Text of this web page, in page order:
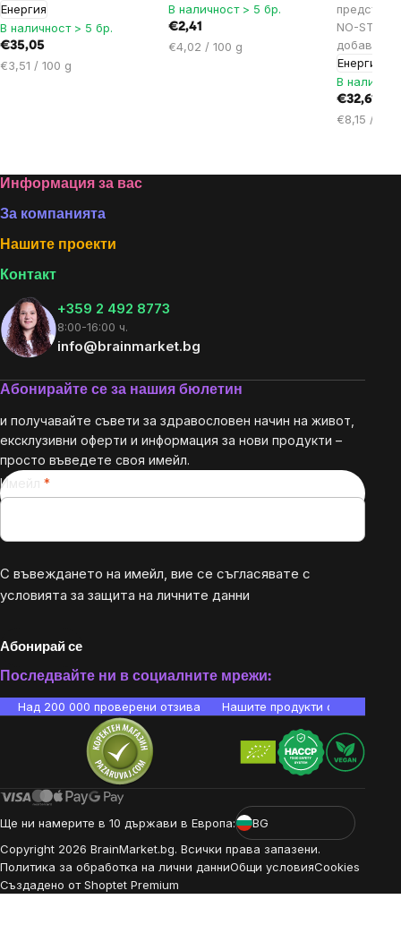
Енергия
В наличност > 5 бр.
€35,05
Цена
€3,51 / 100 g
В наличност > 5 бр.
€2,41
Цена
€4,02 / 100 g
NO-STIM,
добавка
Енергия
В
€32,61
Цена
€8,15 / 100
Footer
Информация за вас
За компанията
Нашите проекти
Контакт
+359 2 492 8773
8:00-16:00 ч.
info@brainmarket.bg
Абонирайте се за нашия бюлетин
и получавайте съвети за здравословен начин на живот,
ексклузивни оферти и информация за нови продукти –
просто въведете своя имейл.
Имейл
С въвеждането на имейл, вие се съгласявате с
условията за защита на личните данни
Абонирай се
Последвайте ни в социалните мрежи:
Над 200 000 проверени отзива Нашите продукти са
Ще ни намерите в 10 държави в Европа:
BG
Copyright 2026 BrainMarket.bg. Всички права запазени.
Политика за обработка на лични данниОбщи условияCookies
Създадено от Shoptet Premium